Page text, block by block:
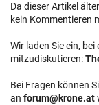
Da dieser Artikel
kein Kommentieren
Wir laden Sie ein,
mitzudiskutieren:
Bei Fragen können
an forum@krone.at